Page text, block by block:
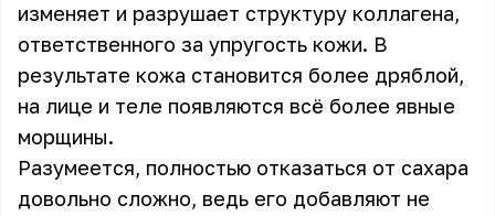
изменяет и разрушает структуру коллагена,
ответственного за упругость кожи. В
результате кожа становится более дряблой,
на лице и теле появляются всё более явные
морщины.
Разумеется, полностью отказаться от сахара
довольно сложно, ведь его добавляют не